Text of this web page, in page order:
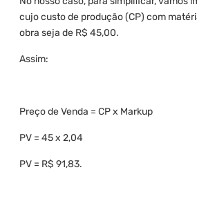
cujo custo de produção (CP) com
obra seja de R$ 45,00.
Assim:
Preço de Venda = CP x Markup
PV = 45 x 2,04
PV = R$ 91,83.